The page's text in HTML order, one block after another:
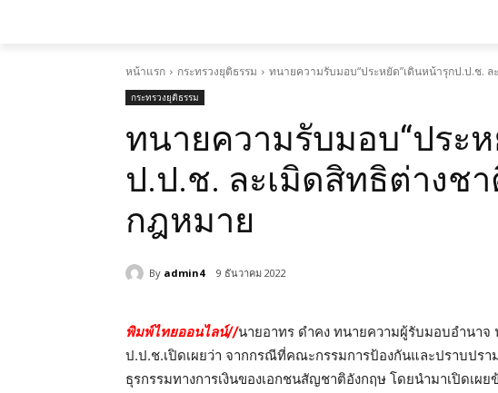
หน้าแรก กระทรวงยุติธรรม ทนายความรับมอบ“ประหยัด”เดินหน้ารุกป.ป.ช.
กระทรวงยุติธรรม
ทนายความรับมอบ“ประ
ป.ป.ช. ละเมิดสิทธิต่างช
กฎหมาย
By admin4 9 ธันวาคม 2022
พิมพ์ไทยออนไลน์//นายอาทร ดำคง ทนายความผู้รับมอบอำนาจ
ป.ป.ช.เปิดเผยว่า จากกรณีที่คณะกรรมการป้องกันและปราบปร
ธุรกรรมทางการเงินของเอกชนสัญชาติอังกฤษ โดยนำมาเปิดเผ